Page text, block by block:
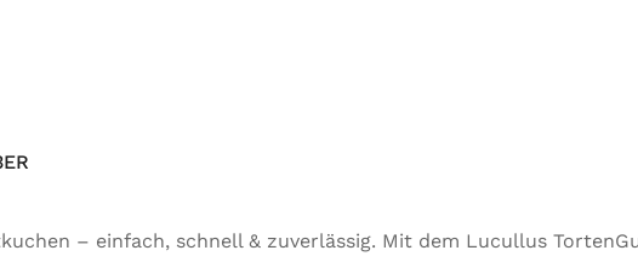
– einfach, schnell & zuverlässig. Mit dem Lucullus